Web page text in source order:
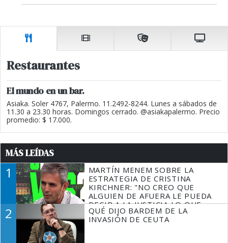
Restaurantes
El mundo en un bar.
Asiaka. Soler 4767, Palermo. 11.2492-8244. Lunes a sábados de
11.30 a 23.30 horas. Domingos cerrado. @asiakapalermo. Precio
promedio: $ 17.000.
MÁS LEÍDAS
1
MARTÍN MENEM SOBRE LA
ESTRATEGIA DE CRISTINA
KIRCHNER: "NO CREO QUE
ALGUIEN DE AFUERA LE PUEDA
DECIR A LA JUSTICIA LO QUE
TIENE QUE HACER"
2
QUÉ DIJO BARDEM DE LA
INVASIÓN DE CEUTA